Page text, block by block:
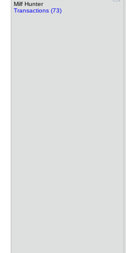
Milf Hunter
Transactions (73)